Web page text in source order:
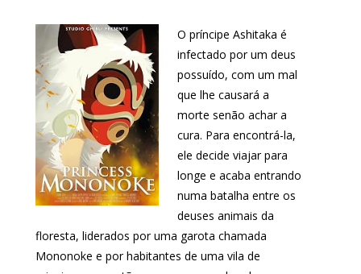
O príncipe Ashitaka é
infectado por um deus
possuído, com um mal
que lhe causará a
morte senão achar a
cura. Para encontrá-la,
ele decide viajar para
longe e acaba entrando
numa batalha entre os
deuses animais da
floresta, liderados por uma garota chamada
Mononoke e por habitantes de uma vila de